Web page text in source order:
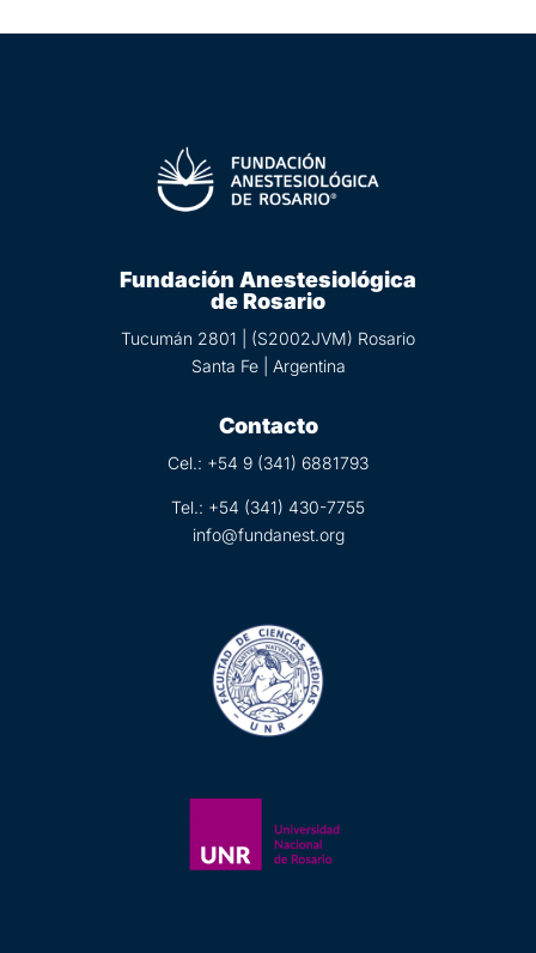
Fundación Anestesiológica
de Rosario
Tucumán 2801 | (S2002JVM) Rosario
Santa Fe | Argentina
Contacto
Cel.: +54 9 (341) 6881793
Tel.: +54 (341) 430-7755
info@fundanest.org